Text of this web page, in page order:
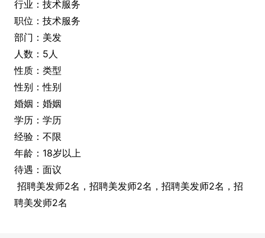
行业：技术服务
职位：技术服务
部门：美发
人数：5人
性质：类型
性别：性别
婚姻：婚姻
学历：学历
经验：不限
年龄：18岁以上
待遇：面议
招聘美发师2名，招聘美发师2名，招聘美发师2名，招
聘美发师2名